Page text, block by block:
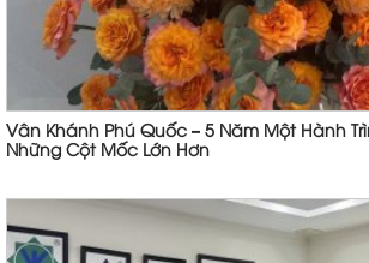
Vân Khánh Phú Quốc – 5 Năm Một Hành
Những Cột Mốc Lớn Hơn